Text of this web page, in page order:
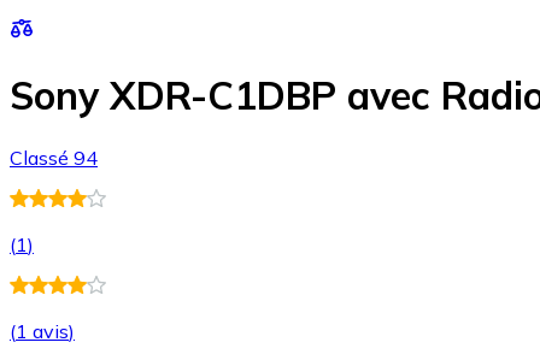
Sony XDR-C1DBP avec
Classé 94
(1)
(1 avis)